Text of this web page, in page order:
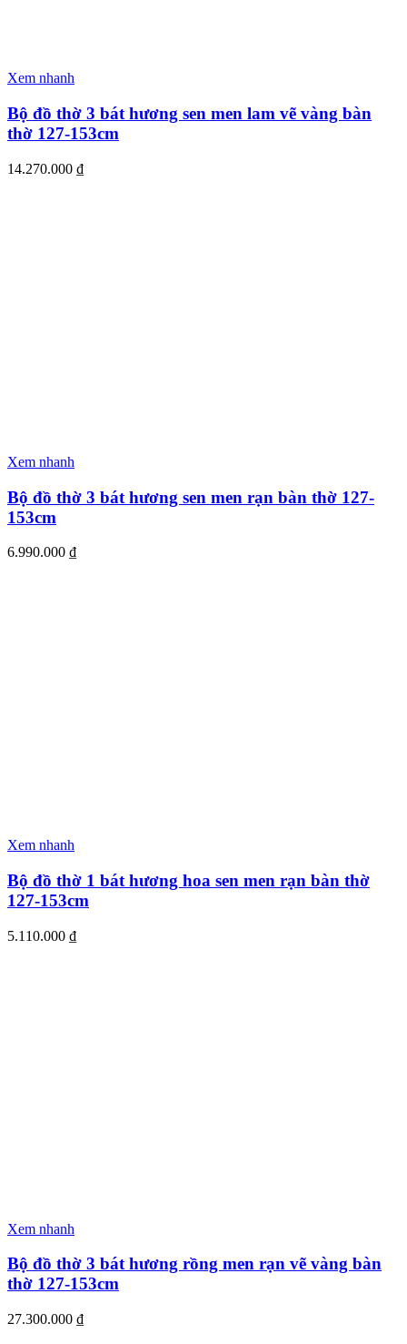
Xem nhanh
Bộ đồ thờ 3 bát hương sen men lam vẽ vàng bàn
thờ 127-153cm
14.270.000 ₫
Xem nhanh
Bộ đồ thờ 3 bát hương sen men rạn bàn thờ 127-
153cm
6.990.000 ₫
Xem nhanh
Bộ đồ thờ 1 bát hương hoa sen men rạn bàn thờ
127-153cm
5.110.000 ₫
Xem nhanh
Bộ đồ thờ 3 bát hương rồng men rạn vẽ vàng bàn
thờ 127-153cm
27.300.000 ₫